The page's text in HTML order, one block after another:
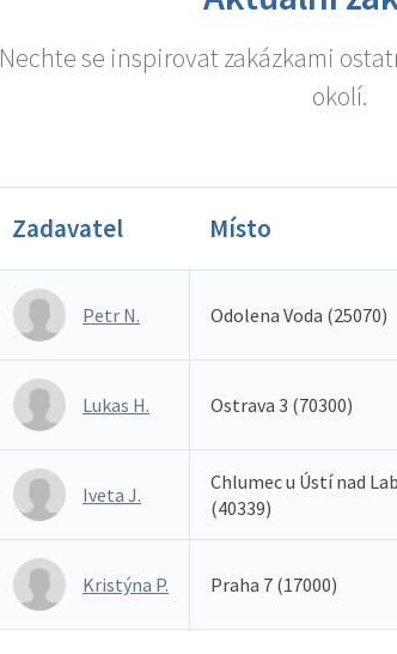
Nechte se inspirovat zakázkami
okolí.
Zadavatel Místo
Petr N. Odolena Voda (25070)
Lukas H. Ostrava 3 (70300)
Iveta J.
Chlumec u Ústí nad
(40339)
Kristýna P. Praha 7 (17000)